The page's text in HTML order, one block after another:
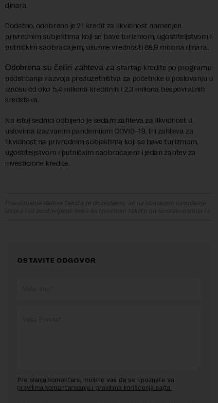
dinara.
Dodatno, odobreno je 21 kredit za likvidnost namenjen
privrednim subjektima koji se bave turizmom, ugostiteljstvom i
putničkim saobraćajem, ukupne vrednosti 89,9 miliona dinara.
Odobrena su četiri zahteva za startap kredite po programu
podsticanja razvoja preduzetništva za početnike u poslovanju u
iznosu od oko 5,4 miliona kreditnih i 2,3 miliona bespovratnih
sredstava.
Na istoj sednici odbijeno je sedam zahteva za likvidnost u
uslovima izazvanim pandemijom COVID-19, tri zahteva za
likvidnost na privrednim subjektima koji se bave turizmom,
ugostiteljstvom i putničkim saobraćajem i jedan zahtev za
investicione kredite.
Preuzimanje delova teksta je dozvoljeno, ali uz obavezno navođenje
izvora i uz postavljanje linka ka izvornom tekstu na novaekonomija.rs
OSTAVITE ODGOVOR
Pre slanja komentara, molimo vas da se upoznate sa
pravilima komentarisanja i pravilima korišćenja sajta.